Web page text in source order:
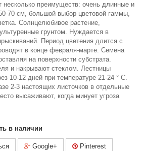
несколько преимуществ: очень длинные и
70 см, большой выбор цветовой гаммы,
Солнцелюбивое растение,
грунтом. Нуждается в
Период цветения длится с
в конце февраля-марте. Семена
на поверхности субстрата.
и накрывают стеклом. Лестницы
10-12 дней при температуре 21-24 ° С.
2-3 настоящих листочков в отдельные
высаживают, когда минует угроза
в наличии
Google+ Pinterest